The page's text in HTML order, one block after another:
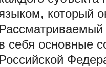
который
Рассматриваемый
себя основные
Российской